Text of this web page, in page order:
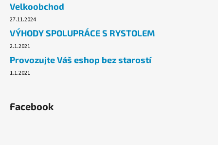
Velkoobchod
27.11.2024
VÝHODY SPOLUPRÁCE S RYSTOLEM
2.1.2021
Provozujte Váš eshop bez starostí
1.1.2021
Facebook